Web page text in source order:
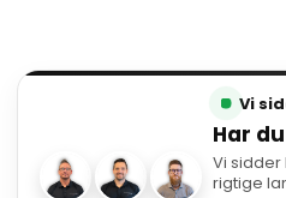
Vi
Har
Vi
rigtige